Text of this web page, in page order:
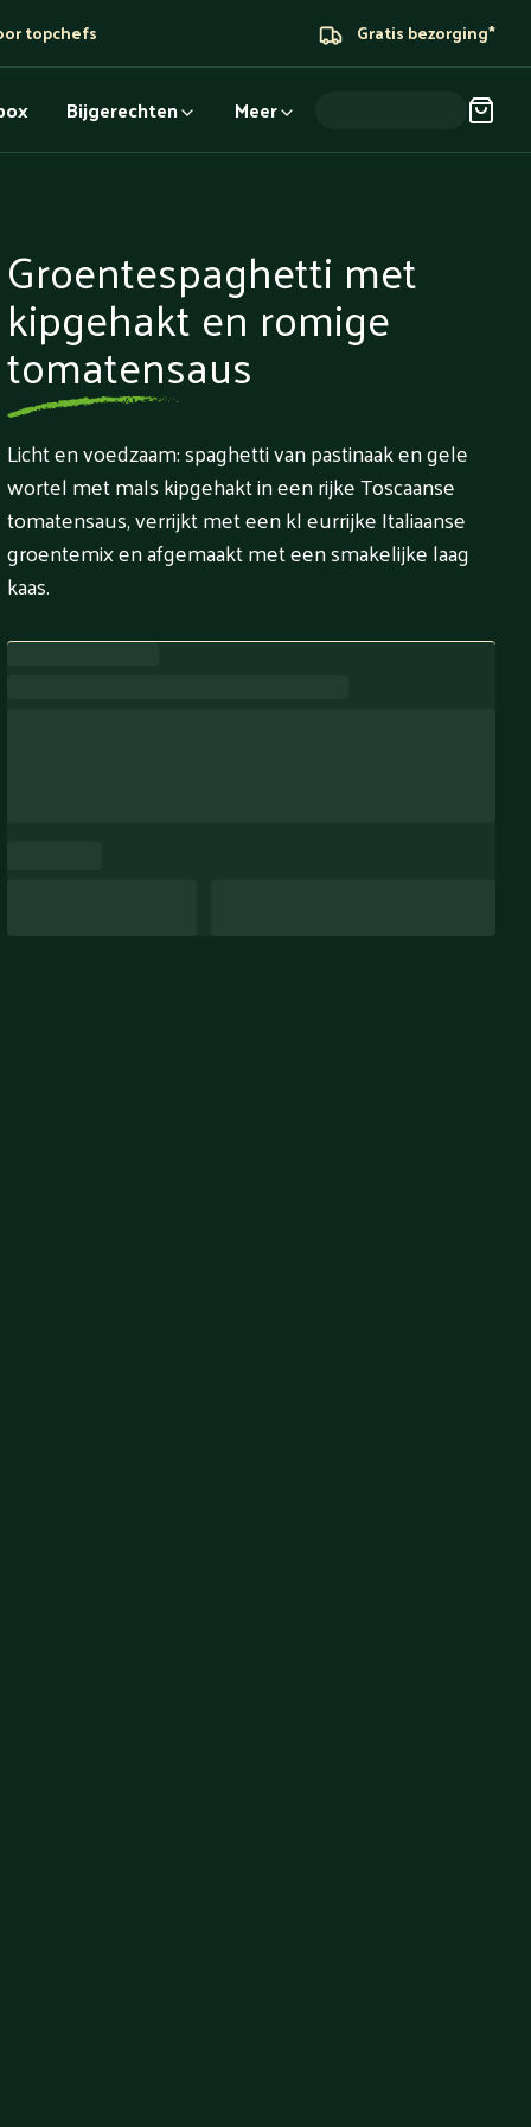
topchefs Gratis bezorging*
Bijgerechten Meer
Groentespaghetti met
kipgehakt en romige
tomatensaus
Licht en voedzaam: spaghetti van pastinaak en gele
wortel met mals kipgehakt in een rijke Toscaanse
tomatensaus, verrijkt met een kl eurrijke Italiaanse
groentemix en afgemaakt met een smakelijke laag
kaas.